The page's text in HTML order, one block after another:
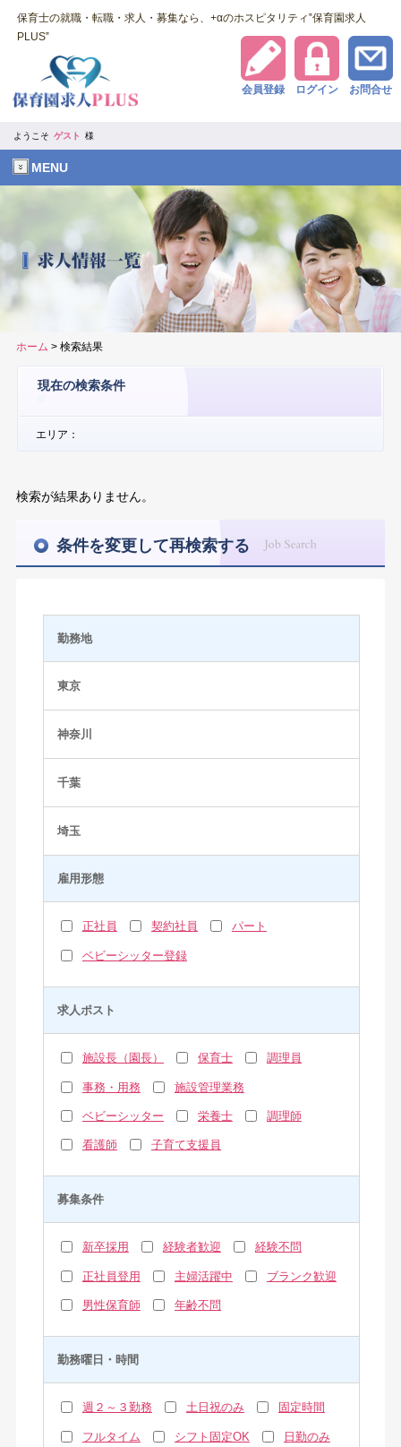
保育士の就職・転職・求人・募集なら、+αのホスピタリティ‟保育園求人
PLUS‟
会員登録 ログイン お問合せ
ようこそ ゲスト 様
MENU
ホーム > 検索結果
現在の検索条件
エリア：
検索が結果ありません。
条件を変更して再検索する
勤務地
東京
神奈川
千葉
埼玉
雇用形態
正社員 契約社員 パート
ベビーシッター登録
求人ポスト
施設長（園長） 保育士 調理員
事務・用務 施設管理業務
ベビーシッター 栄養士 調理師
看護師 子育て支援員
募集条件
新卒採用 経験者歓迎 経験不問
正社員登用 主婦活躍中 ブランク歓迎
男性保育師 年齢不問
勤務曜日・時間
週２～３勤務 土日祝のみ 固定時間
フルタイム シフト固定OK 日勤のみ